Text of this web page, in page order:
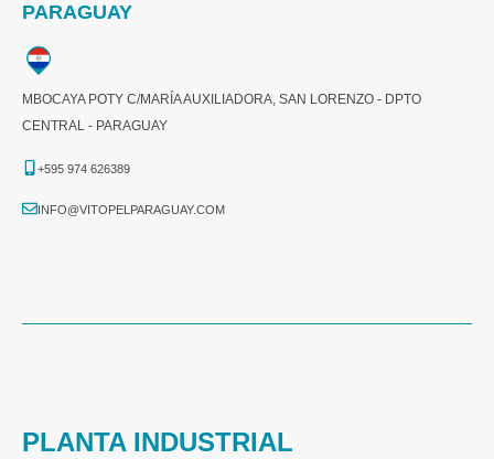
PARAGUAY
MBOCAYA POTY C/MARÍA AUXILIADORA, SAN LORENZO - DPTO
CENTRAL - PARAGUAY
+595 974 626389
INFO@VITOPELPARAGUAY.COM
PLANTA INDUSTRIAL